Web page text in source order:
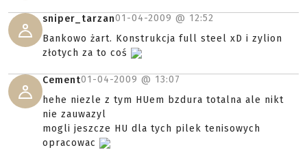
sniper_tarzan01-04-2009 @ 12:52
Bankowo żart. Konstrukcja full steel xD i zylion
złotych za to coś
Cement01-04-2009 @ 13:07
hehe niezle z tym HUem bzdura totalna ale nikt
nie zauwazyl
mogli jeszcze HU dla tych pilek tenisowych
opracowac